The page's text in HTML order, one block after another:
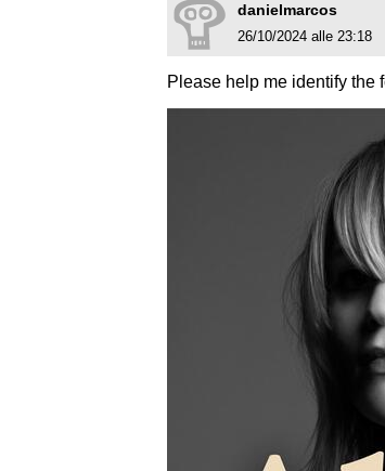
danielmarcos
26/10/2024 alle 23:18
Please help me identify the